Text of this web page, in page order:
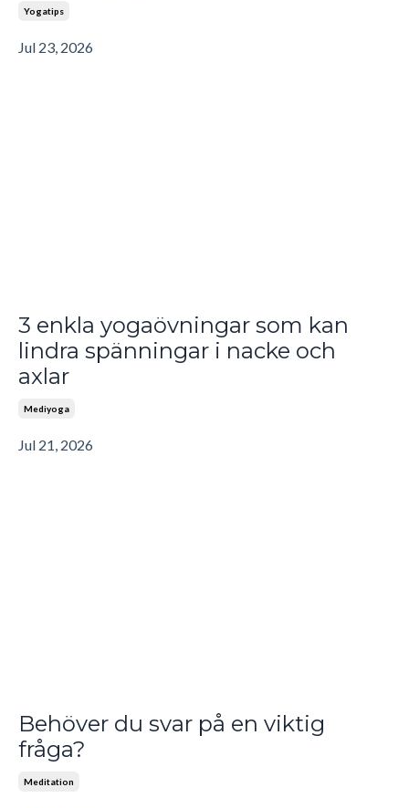
Yogatips
Jul 23, 2026
3 enkla yogaövningar som kan
lindra spänningar i nacke och
axlar
Mediyoga
Jul 21, 2026
Behöver du svar på en viktig
fråga?
Meditation